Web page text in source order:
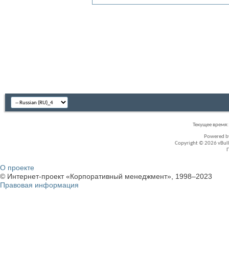
Текущее время:
Powered
Copyright © 2026
О проекте
© Интернет-проект «Корпоративный менеджмент», 1998–2023
Правовая информация